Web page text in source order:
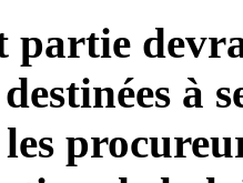
partie
à